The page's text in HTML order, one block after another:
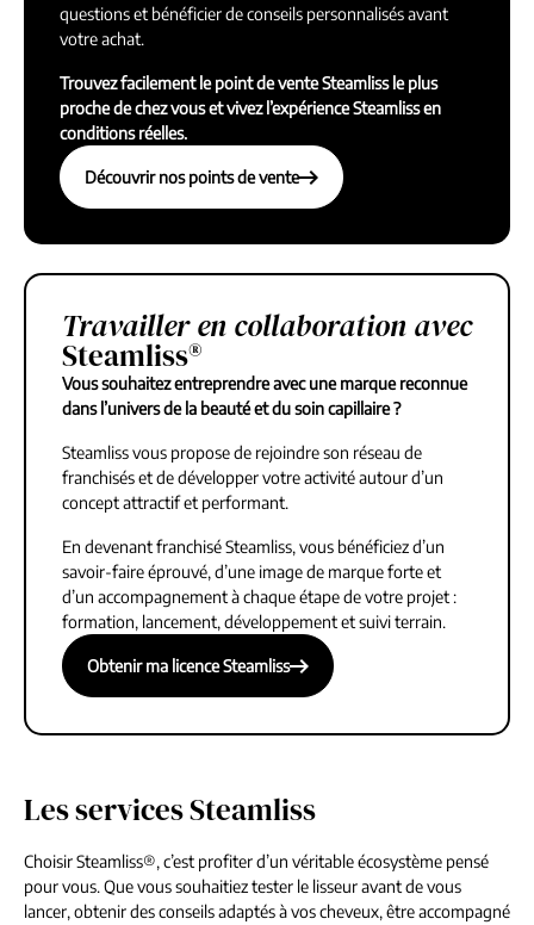
questions et bénéficier de conseils personnalisés avant
votre achat.
Trouvez facilement le point de vente Steamliss le plus
proche de chez vous et vivez l’expérience Steamliss en
conditions réelles.
Découvrir nos points de vente
Découvrir les points de vente Steamliss
Travailler en collaboration avec
Steamliss®
Vous souhaitez entreprendre avec une marque reconnue
dans l’univers de la beauté et du soin capillaire ?
Steamliss vous propose de rejoindre son réseau de
franchisés et de développer votre activité autour d’un
concept attractif et performant.
En devenant franchisé Steamliss, vous bénéficiez d’un
savoir-faire éprouvé, d’une image de marque forte et
d’un accompagnement à chaque étape de votre projet :
formation, lancement, développement et suivi terrain.
Obtenir ma licence Steamliss
Obtenir ma licence Steamliss
Les services Steamliss
Choisir Steamliss®, c’est profiter d’un véritable écosystème pensé
pour vous. Que vous souhaitiez tester le lisseur avant de vous
lancer, obtenir des conseils adaptés à vos cheveux, être accompagné